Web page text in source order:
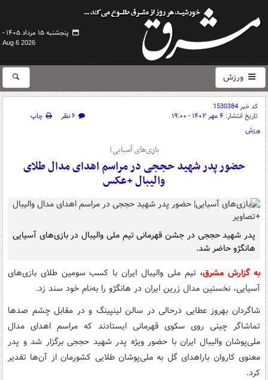
پنجشنبه ۱۵ مرداد ۱۴۰۵ -
Aug 6 2026
ورزش
کد خبر1530384
تاریخ انتشار: ۴ مهر ۱۴۰۲ - ۱۹:۰۰ ۶ نظر
چاپ
ورزش
بازی‌های آسیایی|
حضور پدر شهید حججی در مراسم اهدای مدال طلای
والیبال +عکس
پدر شهید حججی در جشن قهرمانی تیم ملی والیبال در بازی‌های آسیایی
هانگژو حاضر شد.
به گزارش مشرق، تیم ملی والیبال ایران با کسب سومین طلای بازی‌های
آسیایی، نخستین مدال زرین ایران در هانگژو را به‌نام خود سند زد.
شاگردان بهروز عطایی درحالی در سالن لینپینگ و در مقابل چشم صدها
تماشاگر چینی روی سکوی قهرمانی ایستادند که مراسم اهدای مدال
ملی‌پوشان والیبال ایران با حضور ویژه پدر شهید حججی برگزار شد و پدر
معنوی کاروان باراهدای گل به ملی‌پوشان طلایی کشورمان از آن‌ها تقدیر
کرد.